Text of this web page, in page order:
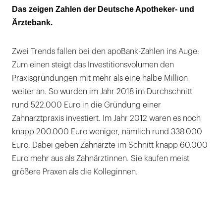
Das zeigen Zahlen der Deutsche Apotheker- und
Ärztebank.
Zwei Trends fallen bei den apoBank-Zahlen ins Auge:
Zum einen steigt das Investitionsvolumen den
Praxisgründungen mit mehr als eine halbe Million
weiter an. So wurden im Jahr 2018 im Durchschnitt
rund 522.000 Euro in die Gründung einer
Zahnarztpraxis investiert. Im Jahr 2012 waren es noch
knapp 200.000 Euro weniger, nämlich rund 338.000
Euro. Dabei geben Zahnärzte im Schnitt knapp 60.000
Euro mehr aus als Zahnärztinnen. Sie kaufen meist
größere Praxen als die Kolleginnen.